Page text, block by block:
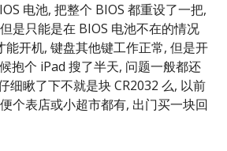
电池, 把整个 BIOS 都重设了一把,
是只能是在 BIOS 电池不在的情况
能开机, 键盘其他键工作正常, 但是开
抱个 iPad 搜了半天, 问题一般都还
细瞅了下不就是块 CR2032 么, 以前
个表店或小超市都有, 出门买一块回